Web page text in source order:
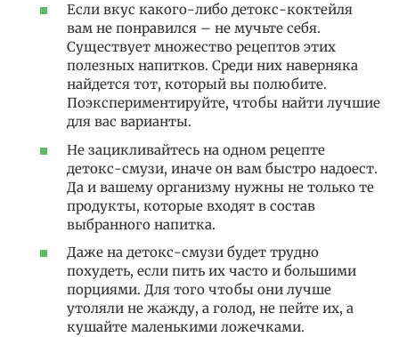
Если вкус какого-либо детокс-коктейля
вам не понравился – не мучьте себя.
Существует множество рецептов этих
полезных напитков. Среди них наверняка
найдется тот, который вы полюбите.
Поэкспериментируйте, чтобы найти лучшие
для вас варианты.
Не зацикливайтесь на одном рецепте
детокс-смузи, иначе он вам быстро надоест.
Да и вашему организму нужны не только те
продукты, которые входят в состав
выбранного напитка.
Даже на детокс-смузи будет трудно
похудеть, если пить их часто и большими
порциями. Для того чтобы они лучше
утоляли не жажду, а голод, не пейте их, а
кушайте маленькими ложечками.